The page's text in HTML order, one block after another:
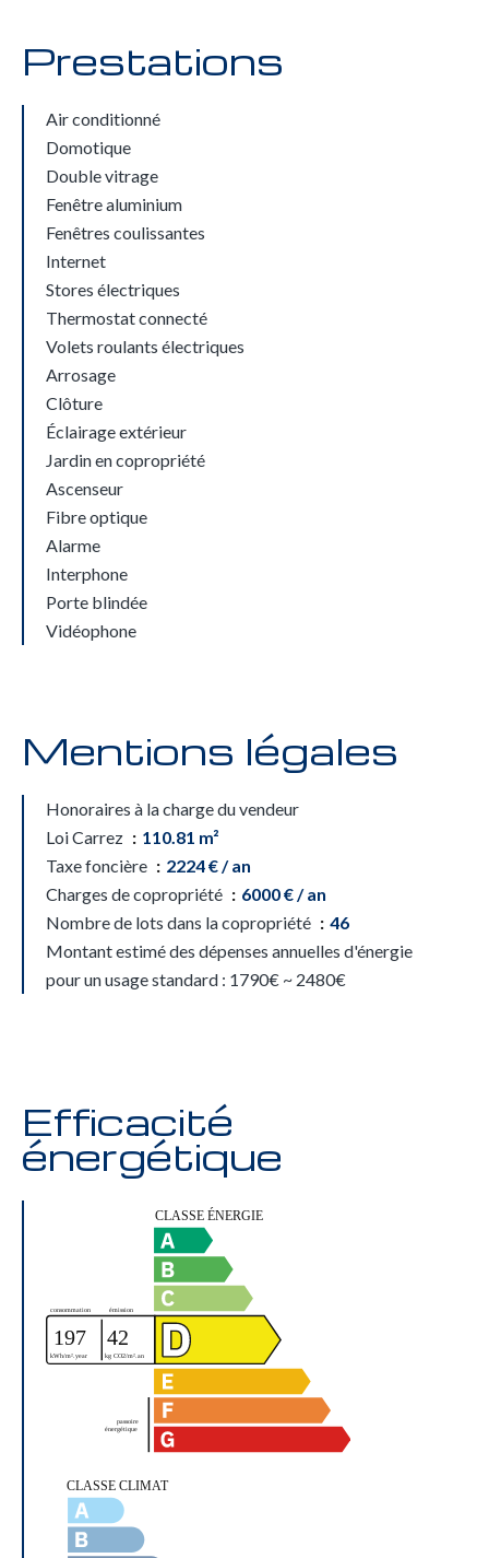
Prestations
Air conditionné
Domotique
Double vitrage
Fenêtre aluminium
Fenêtres coulissantes
Internet
Stores électriques
Thermostat connecté
Volets roulants électriques
Arrosage
Clôture
Éclairage extérieur
Jardin en copropriété
Ascenseur
Fibre optique
Alarme
Interphone
Porte blindée
Vidéophone
Mentions légales
Honoraires à la charge du vendeur
Loi Carrez
110.81 m²
Taxe foncière
2224 € / an
Charges de copropriété
6000 € / an
Nombre de lots dans la copropriété
46
Montant estimé des dépenses annuelles d'énergie
pour un usage standard : 1790€ ~ 2480€
Efficacité
énergétique